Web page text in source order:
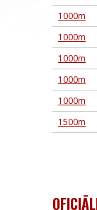
1000m
1000m
1000m
1000m
1000m
1500m